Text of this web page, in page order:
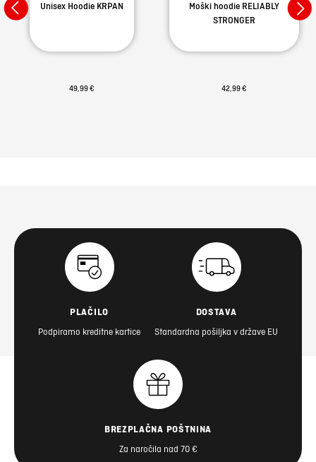
Unisex Hoodie KRPAN
49,99 €
Moški hoodie RELIABLY
STRONGER
42,99 €
PLAČILO
Podpiramo kreditne kartice
DOSTAVA
Standardna pošiljka v države EU
BREZPLAČNA POŠTNINA
Za naročila nad 70 €